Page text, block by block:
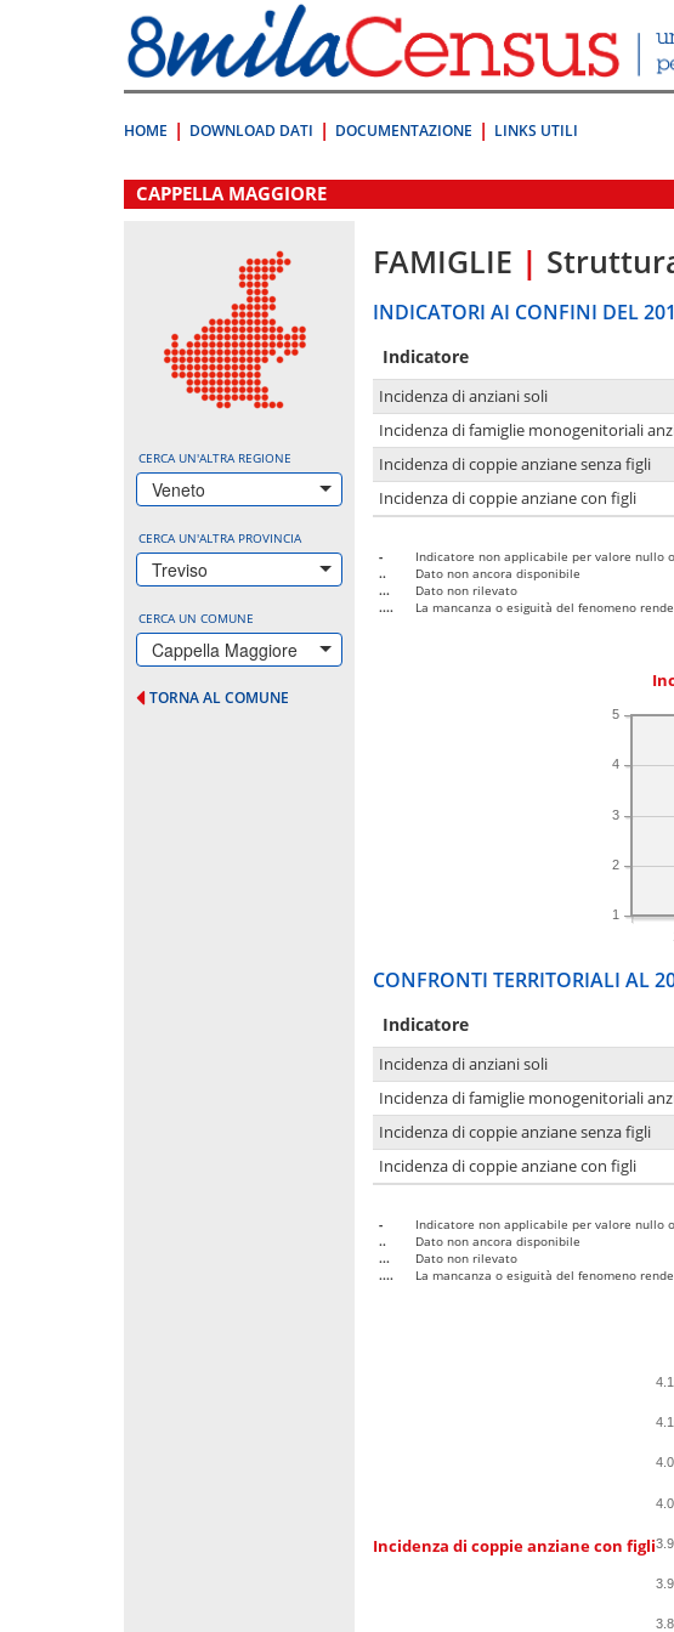
direttamente
a:
Contenuto
HOME DOWNLOAD DATI DOCUMENTAZIONE LINKS UTILI
.
CAPPELLA MAGGIORE
CERCA UN'ALTRA REGIONE
Veneto
CERCA UN'ALTRA PROVINCIA
Treviso
CERCA UN COMUNE
Cappella Maggiore
TORNA AL COMUNE
FAMIGLIE |
INDICATORI AI CONFINI DEL
Indicatore
Incidenza di anziani soli
Incidenza di famiglie monogenitoriali
Incidenza di coppie anziane senza figli
Incidenza di coppie anziane con figli
-
Indicatore non applicabile per valore nullo
..
Dato non ancora disponibile
...
Dato non rilevato
....
La mancanza o esiguità del fenomeno
1
2
3
4
5
CONFRONTI TERRITORIALI AL
Indicatore
Incidenza di anziani soli
Incidenza di famiglie monogenitoriali
Incidenza di coppie anziane senza figli
Incidenza di coppie anziane con figli
-
Indicatore non applicabile per valore nullo
..
Dato non ancora disponibile
...
Dato non rilevato
....
La mancanza o esiguità del fenomeno
Incidenza di coppie anziane con figli